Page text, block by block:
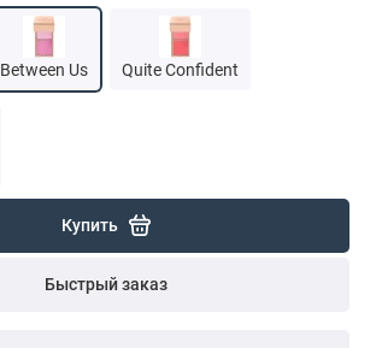
Between Us Quite Confident
Купить
Быстрый заказ